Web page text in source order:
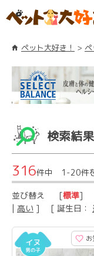
ペット大好き！ ペ
検索結果
316件中 1-20件
並び替え [標準] [
| 高い ] [ 誕生日：
お